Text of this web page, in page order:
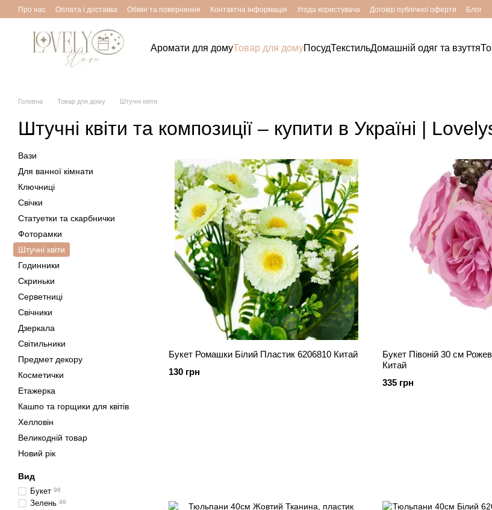
Перейти до основного контенту
Про нас Оплата і доставка Обмін та повернення Контактна інформація Угода користувача Договір публічної оферти Блог
Аромати для домуТовар для домуПосудТекстильДомашній одяг та взуття
Головна Товар для дому Штучні квіти
Штучні квіти та композиції – купити в Україні |
Букет Ромашки Білий Пластик 6206810 Китай
130 грн
Букет Півоній 30 см Рожевий Пластик 6206811
Китай
335 грн
Вази
Для ванної кімнати
Ключниці
Свічки
Статуетки та скарбнички
Фоторамки
Штучні квіти
Годинники
Скриньки
Серветниці
Свічники
Дзеркала
Світильники
Предмет декору
Косметички
Етажерка
Кашпо та горщики для квітів
Хелловін
Великодній товар
Новий рік
Вид
Букет 98
Зелень 46